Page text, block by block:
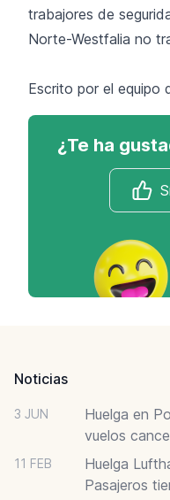
trabajores de
Norte-Westfalia no
Escrito por el equipo
¿Te ha
Noticias
3 JUN
Huelga en
vuelos
11 FEB
Huelga
Pasajeros